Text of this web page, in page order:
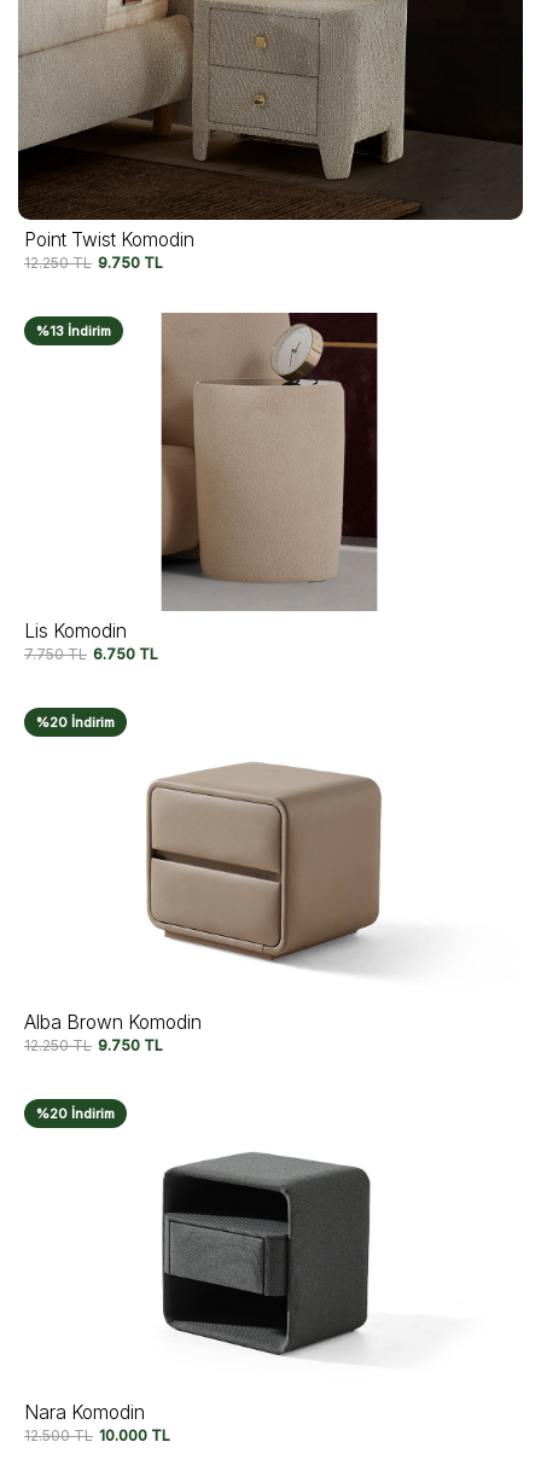
Point Twist Komodin
12.250TL 9.750 TL
%13 İndirim
Lis Komodin
7.750TL 6.750 TL
%20 İndirim
Alba Brown Komodin
12.250TL 9.750 TL
%20 İndirim
Nara Komodin
12.500TL 10.000 TL